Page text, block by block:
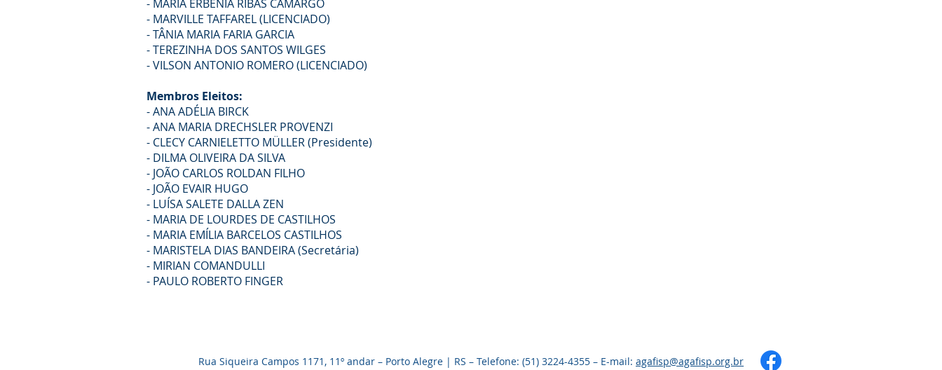
- MARIA ERBÊNIA RIBAS CAMARGO
- MARVILLE TAFFAREL (LICENCIADO)
- TÂNIA MARIA FARIA GARCIA
- TEREZINHA DOS SANTOS WILGES
- VILSON ANTONIO ROMERO (LICENCIADO)
Membros Eleitos:
- ANA ADÉLIA BIRCK
- ANA MARIA DRECHSLER PROVENZI
- CLECY CARNIELETTO MÜLLER (Presidente)
- DILMA OLIVEIRA DA SILVA
- JOÃO CARLOS ROLDAN FILHO
- JOÃO EVAIR HUGO
- LUÍSA SALETE DALLA ZEN
- MARIA DE LOURDES DE CASTILHOS
- MARIA EMÍLIA BARCELOS CASTILHOS
- MARISTELA DIAS BANDEIRA (Secretária)
- MIRIAN COMANDULLI
- PAULO ROBERTO FINGER
Rua Siqueira Campos 1171, 11º andar – Porto Alegre | RS – Telefone: (51) 3224-4355 – E-mail: agafisp@agafisp.org.br